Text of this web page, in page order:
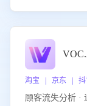
淘宝 | 京东 |
顾客流失分析 ·